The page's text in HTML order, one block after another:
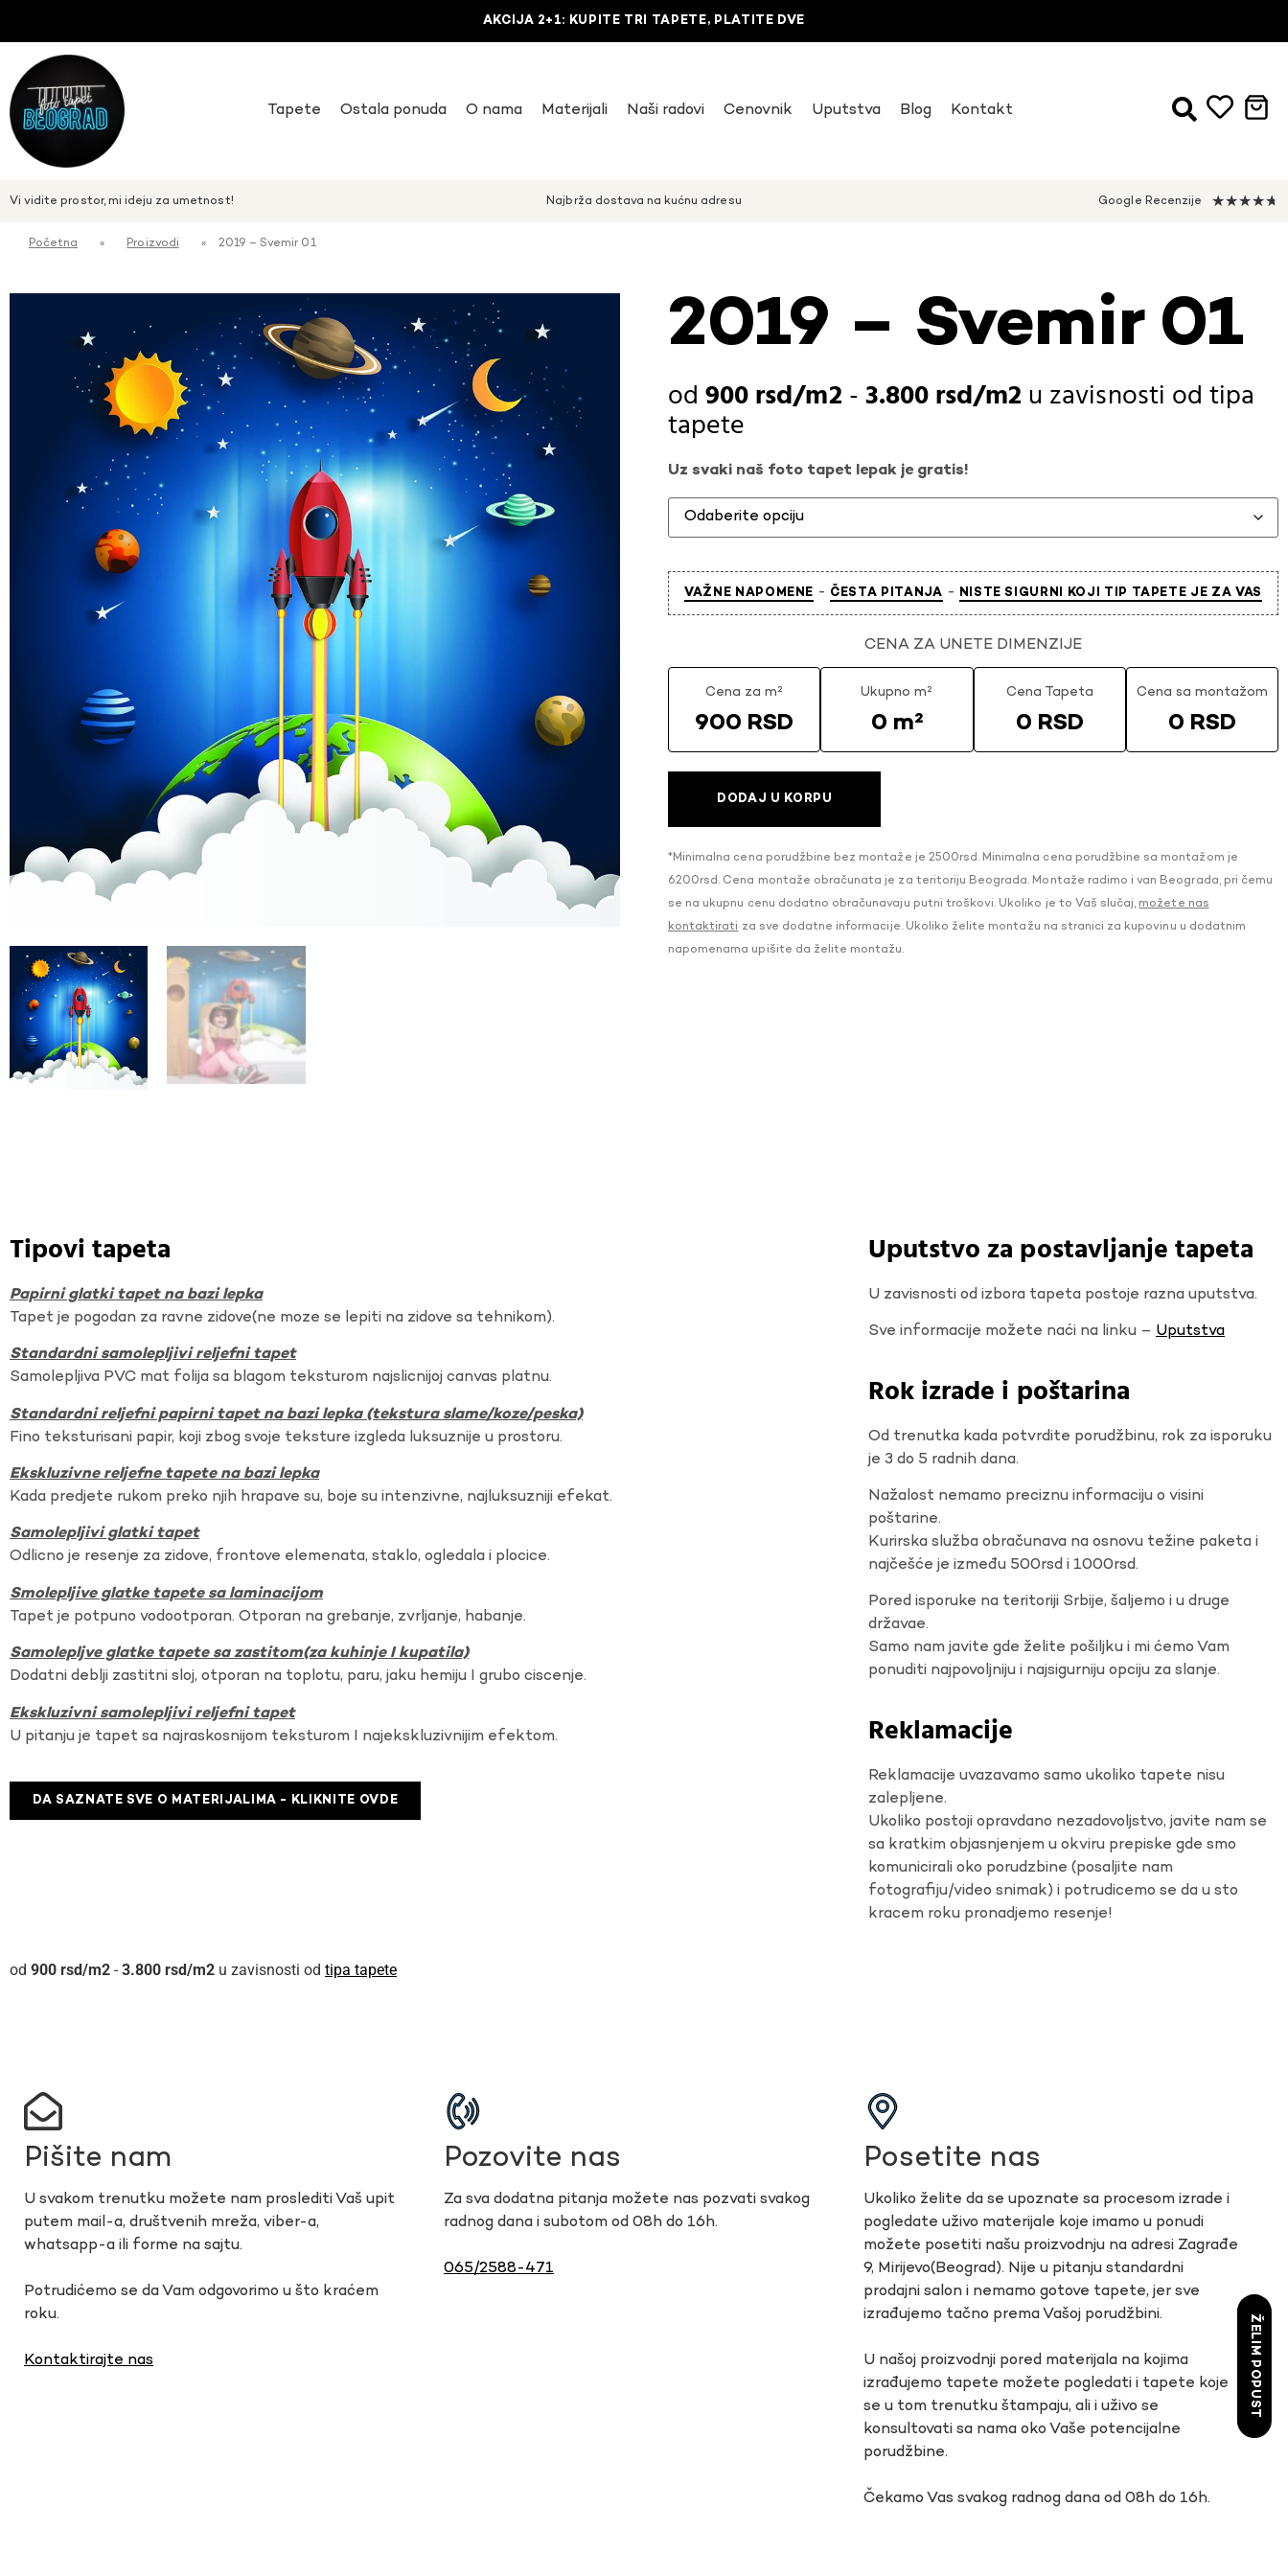
AKCIJA 2+1: KUPITE TRI TAPETE, PLATITE DVE
Tapete Ostala ponuda O nama Materijali Naši radovi Cenovnik Uputstva Blog Kontakt
Vi vidite prostor, mi ideju za umetnost! Najbrža dostava na kućnu adresu Google Recenzije ★★★★★
Početna » Proizvodi » 2019 – Svemir 01
2019 – Svemir 01
900rsd -3.800rsd u zavisnosti od tipa
tapete
Uz svaki naš foto tapet lepak je gratis!
VAŽNE NAPOMENE - ČESTA PITANJA - NISTE SIGURNI KOJI TIP TAPETE JE ZA VAS
CENA ZA UNETE DIMENZIJE
Cena za m²
900 RSD
Ukupno m²
0 m²
Cena Tapeta
0 RSD
Cena sa montažom
0 RSD
DODAJ U KORPU
*Minimalna cena porudžbine bez montaže je 2500rsd. Minimalna cena porudžbine sa montažom je
6200rsd. Cena montaže obračunata je za teritoriju Beograda. Montaže radimo i van Beograda, pri čemu
se na ukupnu cenu dodatno obračunavaju putni troškovi. Ukoliko je to Vaš slučaj, možete nas
kontaktirati za sve dodatne informacije. Ukoliko želite montažu na stranici za kupovinu u dodatnim
napomenama upišite da želite montažu.
Tipovi tapeta
Papirni glatki tapet na bazi lepka
Tapet je pogodan za ravne zidove(ne moze se lepiti na zidove sa tehnikom).
Standardni samolepljivi reljefni tapet
Samolepljiva PVC mat folija sa blagom teksturom najslicnijoj canvas platnu.
Standardni reljefni papirni tapet na bazi lepka (tekstura slame/koze/peska)
Fino teksturisani papir, koji zbog svoje teksture izgleda luksuznije u prostoru.
Ekskluzivne reljefne tapete na bazi lepka
Kada predjete rukom preko njih hrapave su, boje su intenzivne, najluksuzniji efekat.
Samolepljivi glatki tapet
Odlicno je resenje za zidove, frontove elemenata, staklo, ogledala i plocice.
Smolepljive glatke tapete sa laminacijom
Tapet je potpuno vodootporan. Otporan na grebanje, zvrljanje, habanje.
Samolepljve glatke tapete sa zastitom(za kuhinje I kupatila)
Dodatni deblji zastitni sloj, otporan na toplotu, paru, jaku hemiju I grubo ciscenje.
Ekskluzivni samolepljivi reljefni tapet
U pitanju je tapet sa najraskosnijom teksturom I najekskluzivnijim efektom.
DA SAZNATE SVE O MATERIJALIMA - KLIKNITE OVDE
Uputstvo za postavljanje tapeta
U zavisnosti od izbora tapeta postoje razna uputstva.
Sve informacije možete naći na linku – Uputstva
Rok izrade i poštarina
Od trenutka kada potvrdite porudžbinu, rok za isporuku
je 3 do 5 radnih dana.
Nažalost nemamo preciznu informaciju o visini
poštarine.
Kurirska služba obračunava na osnovu težine paketa i
najčešće je između 500rsd i 1000rsd.
Pored isporuke na teritoriji Srbije, šaljemo i u druge
državae.
Samo nam javite gde želite pošiljku i mi ćemo Vam
ponuditi najpovoljniju i najsigurniju opciju za slanje.
Reklamacije
Reklamacije uvazavamo samo ukoliko tapete nisu
zalepljene.
Ukoliko postoji opravdano nezadovoljstvo, javite nam se
sa kratkim objasnjenjem u okviru prepiske gde smo
komunicirali oko porudzbine (posaljite nam
fotografiju/video snimak) i potrudicemo se da u sto
kracem roku pronadjemo resenje!
900 rsd - 3.800 rsd u zavisnosti od tipa tapete
Pišite nam
U svakom trenutku možete nam proslediti Vaš upit
putem mail-a, društvenih mreža, viber-a,
whatsapp-a ili forme na sajtu.
Potrudićemo se da Vam odgovorimo u što kraćem
roku.
Kontaktirajte nas
Pozovite nas
Za sva dodatna pitanja možete nas pozvati svakog
radnog dana i subotom od 08h do 16h.
065/2588-471
Posetite nas
Ukoliko želite da se upoznate sa procesom izrade i
pogledate uživo materijale koje imamo u ponudi
možete posetiti našu proizvodnju na adresi Zagrađe
9, Mirijevo(Beograd). Nije u pitanju standardni
prodajni salon i nemamo gotove tapete, jer sve
izrađujemo tačno prema Vašoj porudžbini.
U našoj proizvodnji pored materijala na kojima
izrađujemo tapete možete pogledati i tapete koje
se u tom trenutku štampaju, ali i uživo se
konsultovati sa nama oko Vaše potencijalne
porudžbine.
Čekamo Vas svakog radnog dana od 08h do 16h.
ŽELIM POPUST